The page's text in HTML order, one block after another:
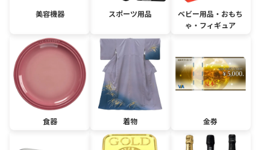
美容機器 スポーツ用品
ベビー用品・おもち
ゃ・フィギュア
食器 着物 金券